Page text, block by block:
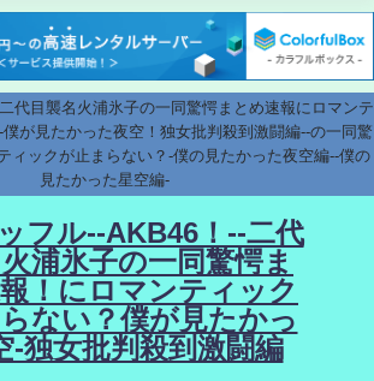
代目襲名火浦氷子の一同驚愕まとめ速報にロマンテ
僕が見たかった夜空！独女批判殺到激闘編--の一同驚
ィックが止まらない？-僕の見たかった夜空編--僕の
見たかった星空編-
フル--AKB46！--二代
火浦氷子の一同驚愕ま
！にロマンティック
ない？僕が見たかっ
-独女批判殺到激闘編